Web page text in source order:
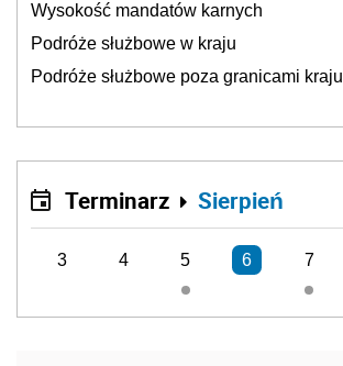
Wysokość mandatów karnych
Podróże służbowe w kraju
Podróże służbowe poza granicami kraju
Terminarz Sierpień
3 4 5 6 7